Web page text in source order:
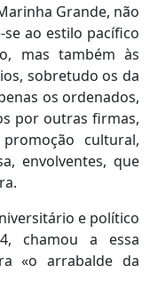
Grande, não
se ao estilo pacífico
mas também às
sobretudo os da
os ordenados,
por outras firmas,
cultural,
envolventes, que
e político
chamou a essa
«o arrabalde da